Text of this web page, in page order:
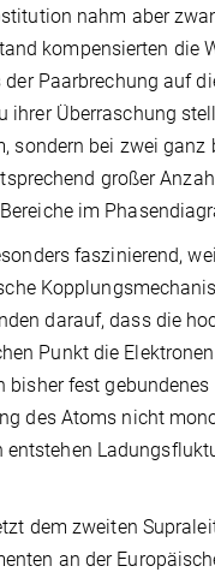
nahm aber
kompensierten die
Paarbrechung auf
Überraschung
sondern bei zwei
großer
im
faszinierend,
darauf, dass die
Punkt die
fest
des Atoms nicht
dem zweiten
an der